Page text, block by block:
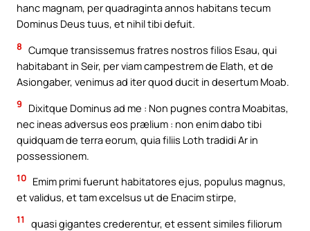
hanc magnam, per quadraginta annos habitans tecum
Dominus Deus tuus, et nihil tibi defuit.
8 Cumque transissemus fratres nostros filios Esau, qui
habitabant in Seir, per viam campestrem de Elath, et de
Asiongaber, venimus ad iter quod ducit in desertum Moab.
9
Dixitque Dominus ad me : Non pugnes contra Moabitas,
nec ineas adversus eos prælium : non enim dabo tibi
quidquam de terra eorum, quia filiis Loth tradidi Ar in
possessionem.
10 Emim primi fuerunt habitatores ejus, populus magnus,
et validus, et tam excelsus ut de Enacim stirpe,
11
quasi gigantes crederentur, et essent similes filiorum